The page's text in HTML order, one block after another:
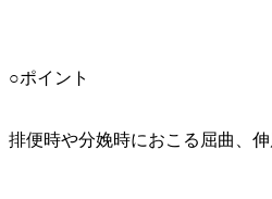
○ポイント
排便時や分娩時におこる屈曲、伸